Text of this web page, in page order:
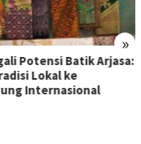
»
Daurah Ad-Du’at Asy-
Perkuat Kompetensi Da’i
Muda Se-Jawa Timur